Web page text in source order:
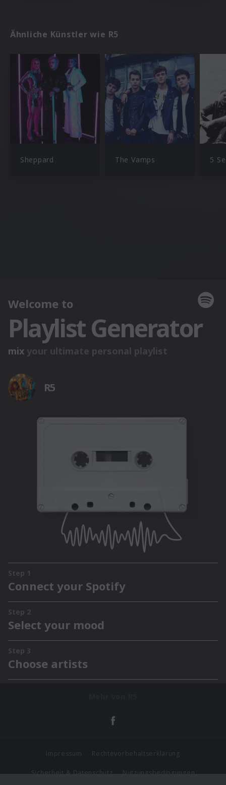
Ähnliche Künstler wie R5
Sheppard The Vamps
Impressum Rechtevorbehaltserklärung
Sicherheit & Datenschutz Nutzungsbedingungen